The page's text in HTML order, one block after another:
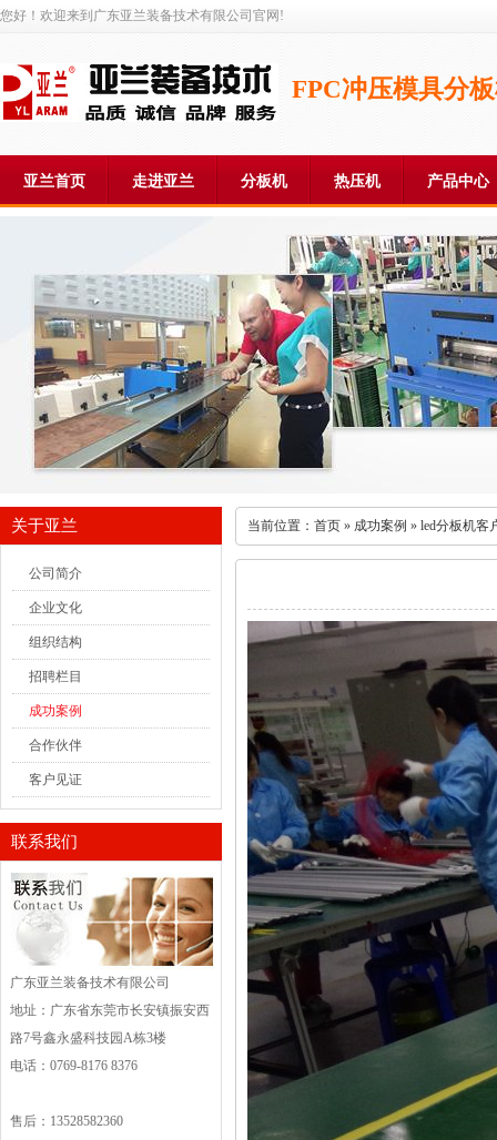
您好！欢迎来到广东亚兰装备技术有限公司官网!
FPC冲压模具分
亚兰首页 走进亚兰 分板机 热压机 产品中心
关于亚兰
公司简介
企业文化
组织结构
招聘栏目
成功案例
合作伙伴
客户见证
联系我们
广东亚兰装备技术有限公司
地址：广东省东莞市长安镇振安西
路7号鑫永盛科技园A栋3楼
电话：0769-8176 8376
售后：13528582360
当前位置： 首页 » 成功案例 » led分板机客